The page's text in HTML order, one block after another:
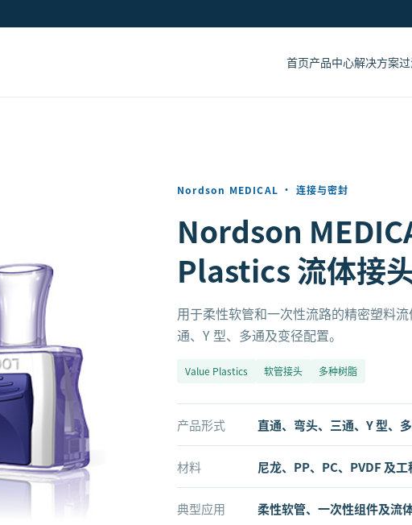
首页产品中心解决方案
Nordson MEDICAL · 连接与密封
Nordson
Plastics 流体接
用于柔性软管和一次性流路的精密塑料
通、Y 型、多通及变径配置。
Value Plastics 软管接头 多种树脂
产品形式 直通、弯头、三通、Y 型、
材料 尼龙、PP、PC、PVDF 及
典型应用 柔性软管、一次性组件及流